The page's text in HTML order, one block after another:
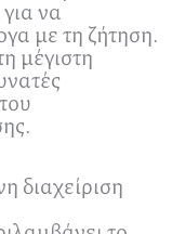
να
με τη ζήτηση.
μέγιστη
διαχείριση